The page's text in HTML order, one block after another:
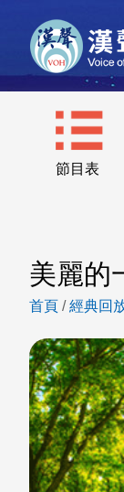
節目表
美麗的
首頁 /經典回